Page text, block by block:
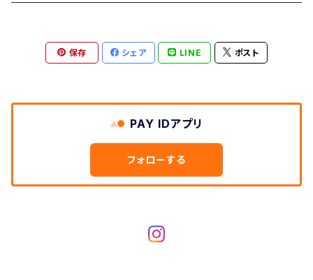
SWEAT SHIRTS
BUTTON DOWN SHIRTS
ATHLETIC JERSEYS
保存 シェア LINE ポスト
PAY IDアプリ
フォローする